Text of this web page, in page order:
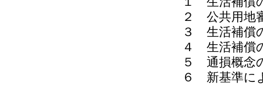
２ 公共用地
３ 生活補償
４ 生活補償
５ 通損概念
６ 新基準に